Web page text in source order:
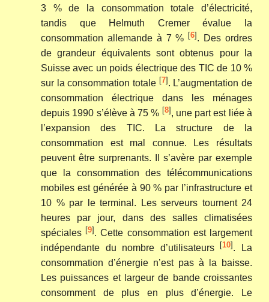
3 % de la consommation totale d’électricité,
tandis que Helmuth Cremer évalue la
consommation allemande à 7 % [6]. Des ordres
de grandeur équivalents sont obtenus pour la
Suisse avec un poids électrique des TIC de 10 %
sur la consommation totale [7]. L’augmentation de
consommation électrique dans les ménages
depuis 1990 s’élève à 75 % [8], une part est liée à
l’expansion des TIC. La structure de la
consommation est mal connue. Les résultats
peuvent être surprenants. Il s’avère par exemple
que la consommation des télécommunications
mobiles est générée à 90 % par l’infrastructure et
10 % par le terminal. Les serveurs tournent 24
heures par jour, dans des salles climatisées
spéciales [9]. Cette consommation est largement
indépendante du nombre d’utilisateurs [10]. La
consommation d’énergie n’est pas à la baisse.
Les puissances et largeur de bande croissantes
consomment de plus en plus d’énergie. Le